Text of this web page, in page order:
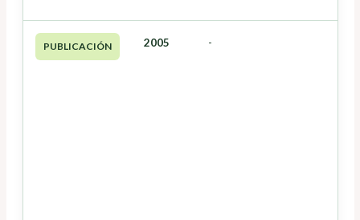
PUBLICACIÓN 2005 -